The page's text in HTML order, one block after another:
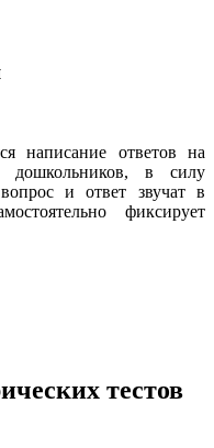
написание ответов на
дошкольников, в силу
и ответ звучат в
фиксирует
тестов